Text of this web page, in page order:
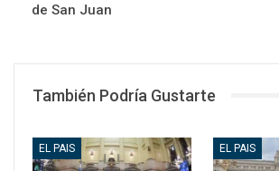
de San Juan
También Podría Gustarte
EL PAIS EL PAIS